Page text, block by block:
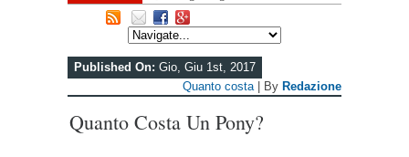
Published On: Gio, Giu 1st, 2017
Quanto costa | By Redazione
Quanto Costa Un Pony?